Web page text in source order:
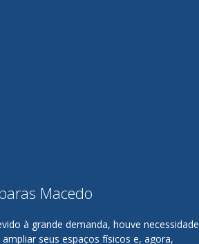
Macedo
à grande demanda, houve necessidade
ampliar seus espaços físicos e, agora,